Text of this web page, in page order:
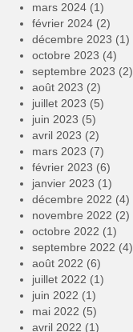
mars 2024 (1)
février 2024 (2)
décembre 2023 (1)
octobre 2023 (4)
septembre 2023 (2)
août 2023 (2)
juillet 2023 (5)
juin 2023 (5)
avril 2023 (2)
mars 2023 (7)
février 2023 (6)
janvier 2023 (1)
décembre 2022 (4)
novembre 2022 (2)
octobre 2022 (1)
septembre 2022 (4)
août 2022 (6)
juillet 2022 (1)
juin 2022 (1)
mai 2022 (5)
avril 2022 (1)